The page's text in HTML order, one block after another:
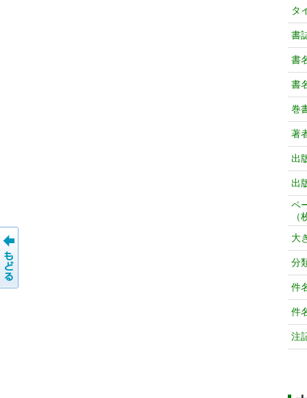
タ
書
書
書
巻
著
出
出
（
大
分
件
件
注